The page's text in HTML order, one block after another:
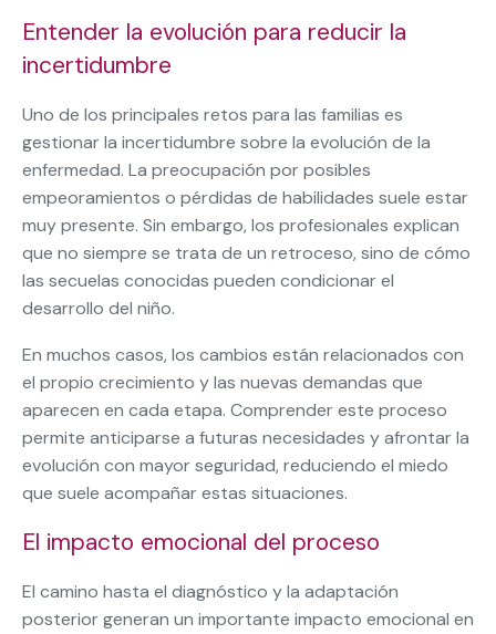
Entender la evolución para reducir la
incertidumbre
Uno de los principales retos para las familias es
gestionar la incertidumbre sobre la evolución de la
enfermedad. La preocupación por posibles
empeoramientos o pérdidas de habilidades suele estar
muy presente. Sin embargo, los profesionales explican
que no siempre se trata de un retroceso, sino de cómo
las secuelas conocidas pueden condicionar el
desarrollo del niño.
En muchos casos, los cambios están relacionados con
el propio crecimiento y las nuevas demandas que
aparecen en cada etapa. Comprender este proceso
permite anticiparse a futuras necesidades y afrontar la
evolución con mayor seguridad, reduciendo el miedo
que suele acompañar estas situaciones.
El impacto emocional del proceso
El camino hasta el diagnóstico y la adaptación
posterior generan un importante impacto emocional en